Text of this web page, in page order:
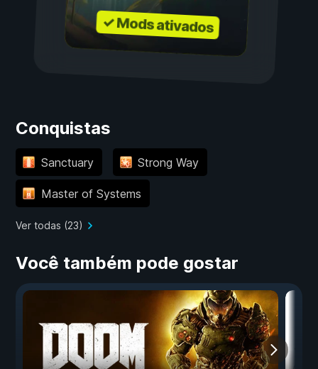
✓ Mods ativados
Conquistas
Sanctuary Strong Way
Master of Systems
Ver todas (23)
Você também pode gostar